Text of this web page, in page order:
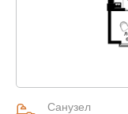
Санузел